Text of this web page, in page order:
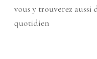
vous y trouverez aussi
quotidien